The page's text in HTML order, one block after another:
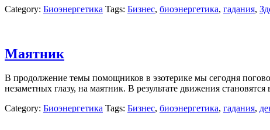
Category: Биоэнергетика Tags: Бизнес, биоэнергетика, гадания,
Маятник
В продолжение темы помощников в эзотерике мы сегодня
незаметных глазу, на маятник. В результате движения
Category: Биоэнергетика Tags: Бизнес, биоэнергетика, гадания,